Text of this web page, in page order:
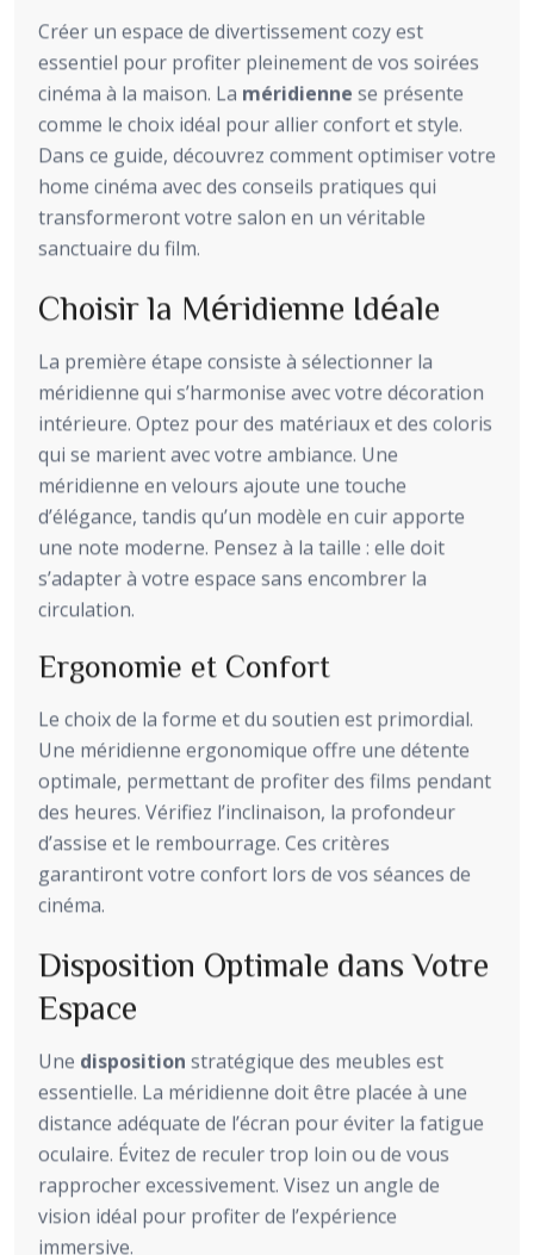
Créer un espace de divertissement cozy est
essentiel pour profiter pleinement de vos soirées
cinéma à la maison. La méridienne se présente
comme le choix idéal pour allier confort et style.
Dans ce guide, découvrez comment optimiser votre
home cinéma avec des conseils pratiques qui
transformeront votre salon en un véritable
sanctuaire du film.
Choisir la Méridienne Idéale
La première étape consiste à sélectionner la
méridienne qui s’harmonise avec votre décoration
intérieure. Optez pour des matériaux et des coloris
qui se marient avec votre ambiance. Une
méridienne en velours ajoute une touche
d’élégance, tandis qu’un modèle en cuir apporte
une note moderne. Pensez à la taille : elle doit
s’adapter à votre espace sans encombrer la
circulation.
Ergonomie et Confort
Le choix de la forme et du soutien est primordial.
Une méridienne ergonomique offre une détente
optimale, permettant de profiter des films pendant
des heures. Vérifiez l’inclinaison, la profondeur
d’assise et le rembourrage. Ces critères
garantiront votre confort lors de vos séances de
cinéma.
Disposition Optimale dans Votre
Espace
Une disposition stratégique des meubles est
essentielle. La méridienne doit être placée à une
distance adéquate de l’écran pour éviter la fatigue
oculaire. Évitez de reculer trop loin ou de vous
rapprocher excessivement. Visez un angle de
vision idéal pour profiter de l’expérience
immersive.